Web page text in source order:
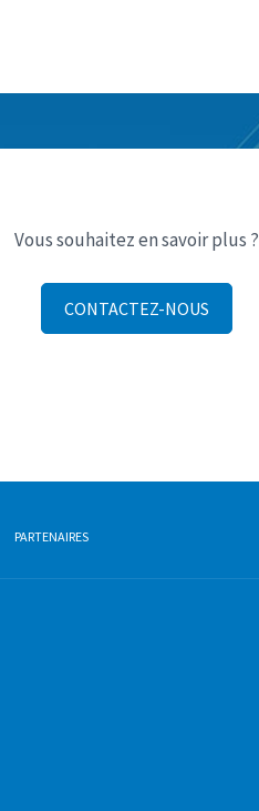
Vous souhaitez en savoir plus ?
CONTACTEZ-NOUS
PARTENAIRES